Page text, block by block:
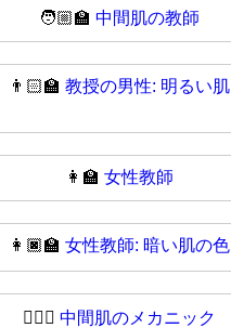
🧑🏼‍🏫中間肌の教師
👨🏻‍🏫教授の男性: 明るい肌
👩‍🏫女性教師
👩🏿‍🏫女性教師: 暗い肌の色
🧑🏼‍⚖️中間肌のメカニック